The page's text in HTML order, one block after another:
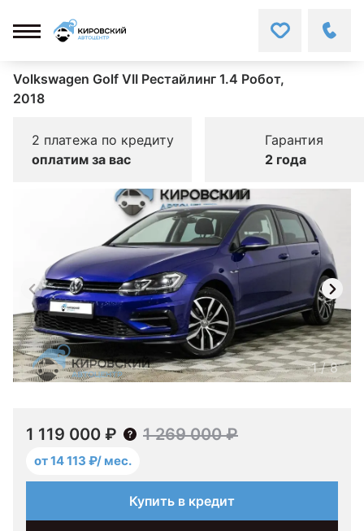
Volkswagen Golf VII Рестайлинг 1.4 Робот,
2018
2 платежа по кредиту
оплатим за вас
Гарантия
2 года
1/8
1 119 000 ₽ 1 269 000 ₽
от 14 113 ₽/ мес.
Купить в кредит